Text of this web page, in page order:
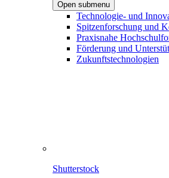
Open submenu
Technologie- und
Spitzenforschung und
Praxisnahe
Förderung und
Zukunftstechnologien
Shutterstock